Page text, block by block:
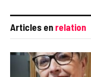
Articles en relation